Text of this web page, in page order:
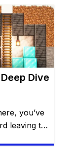
players
not
money.
Dive
you’ve
leaving the